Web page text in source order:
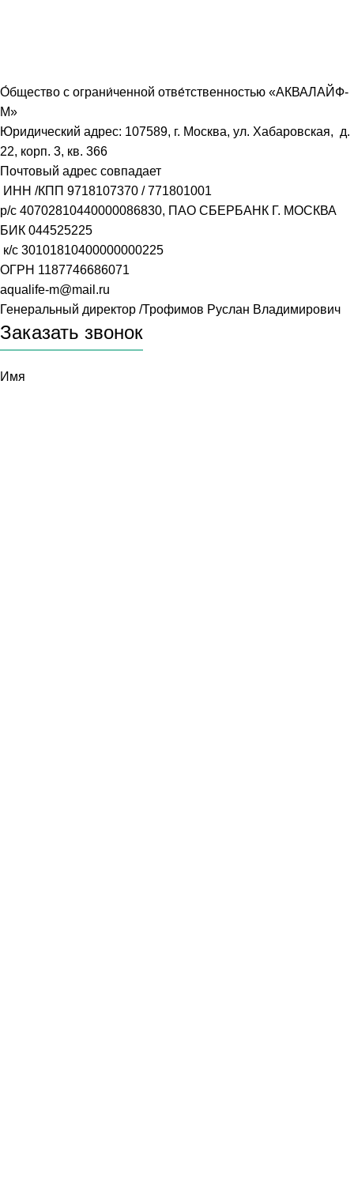
О́бщество с ограни́ченной отве́тственностью «АКВАЛАЙФ-
М»
Юридический адрес: 107589, г. Москва, ул. Хабаровская, д.
22, корп. 3, кв. 366
Почтовый адрес совпадает
ИНН /КПП 9718107370 /771801001
р/с 40702810440000086830, ПАО СБЕРБАНК Г. МОСКВА
БИК 044525225
к/с 30101810400000000225
ОГРН 1187746686071
aqualife-m@mail.ru
Генеральный директор /Трофимов Руслан Владимирович
Заказать звонок
Имя